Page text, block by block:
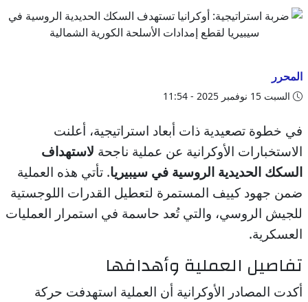
المحرر
السبت 15 نوفمبر 2025 - 11:54
في خطوة تصعيدية ذات أبعاد استراتيجية، أعلنت
الاستخبارات الأوكرانية عن عملية ناجحة لاستهداف
السكك الحديدية الروسية في سيبيريا. تأتي هذه العملية
ضمن جهود كييف المستمرة لتعطيل القدرات اللوجستية
للجيش الروسي، والتي تُعد حاسمة في استمرار العمليات
العسكرية.
تفاصيل العملية وأهدافها
أكدت المصادر الأوكرانية أن العملية استهدفت حركة